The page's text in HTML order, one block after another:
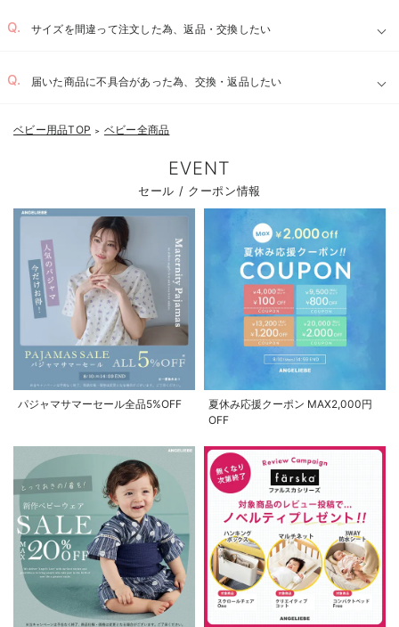
サイズを間違って注文した為、返品・交換したい
届いた商品に不具合があった為、交換・返品したい
ベビー用品TOP ＞ ベビー全商品
EVENT
セール / クーポン情報
パジャマサマーセール全品5%OFF
夏休み応援クーポン MAX2,000円
OFF